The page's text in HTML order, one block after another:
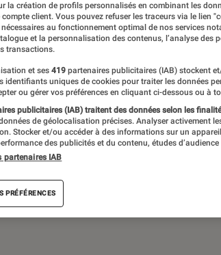
audio, objets connectés…
l’actualité Tech décryptée, de
des tests de produits, réalisés par
la création de profils personnalisés en combinant les
compte client. Vous pouvez refuser les traceurs via le lien
au fonctionnement optimal de nos services
et la personnalisation des contenus, l’analyse des
transactions.
et ses 419 partenaires publicitaires (IAB) stockent
identifiants uniques de cookies pour traiter les données
ou gérer vos préférences en cliquant ci-dessous ou à
publicitaires (IAB) traitent des données selon les
de géolocalisation précises. Analyser activement
Stocker et/ou accéder à des informations sur un
des publicités et du contenu, études
partenaires IAB
PRÉFÉRENCES